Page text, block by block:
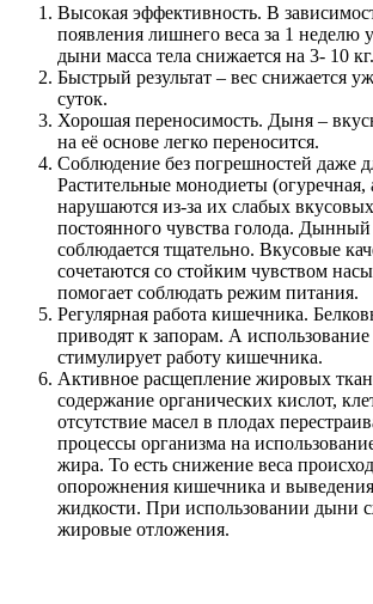
Высокая эффективность. В
появления лишнего веса за 1 неделю
дыни масса тела снижается на 3- 10 кг.
Быстрый результат – вес снижается
суток.
Хорошая переносимость. Дыня –
на её основе легко переносится.
Соблюдение без погрешностей даже
Растительные монодиеты (огуречная,
нарушаются из-за их слабых
постоянного чувства голода.
соблюдается тщательно. Вкусовые
сочетаются со стойким чувством
помогает соблюдать режим питания.
Регулярная работа кишечника.
приводят к запорам. А
стимулирует работу кишечника.
Активное расщепление жировых
содержание органических кислот,
отсутствие масел в плодах
процессы организма на
жира. То есть снижение веса
опорожнения кишечника и
жидкости. При использовании дыни
жировые отложения.